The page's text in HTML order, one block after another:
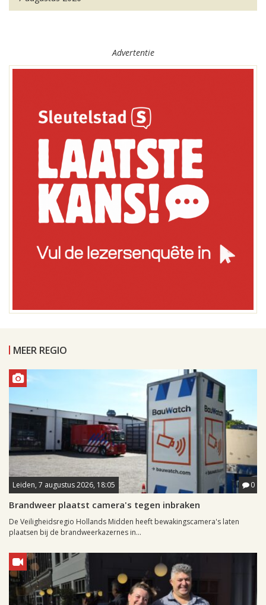
Advertentie
MEER REGIO
Leiden, 7 augustus 2026, 18:05 0
Brandweer plaatst camera's tegen inbraken
De Veiligheidsregio Hollands Midden heeft bewakingscamera's laten
plaatsen bij de brandweerkazernes in...